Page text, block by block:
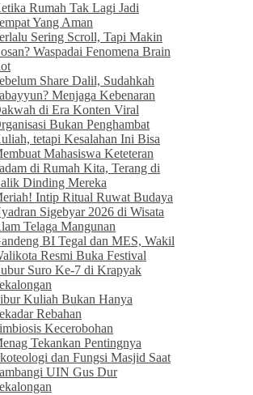
Rumah Tak Lagi Jadi
Yang Aman
Sering Scroll, Tapi Makin
Waspadai Fenomena Brain
Share Dalil, Sudahkah
Menjaga Kebenaran
di Era Konten Viral
Bukan Penghambat
tetapi Kesalahan Ini Bisa
Mahasiswa Keteteran
di Rumah Kita, Terang di
Dinding Mereka
Intip Ritual Ruwat Budaya
Sigebyar 2026 di Wisata
Telaga Mangunan
BI Tegal dan MES, Wakil
Resmi Buka Festival
Suro Ke-7 di Krapyak
Kuliah Bukan Hanya
Rebahan
Kecerobohan
Tekankan Pentingnya
dan Fungsi Masjid Saat
UIN Gus Dur